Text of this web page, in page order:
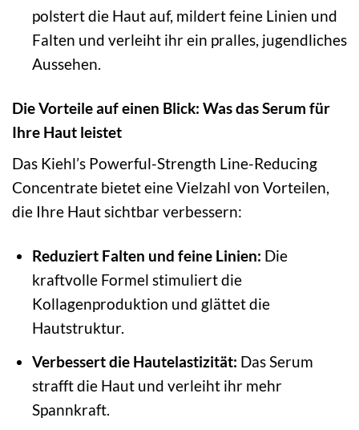
polstert die Haut auf, mildert feine Linien und
Falten und verleiht ihr ein pralles, jugendliches
Aussehen.
Die Vorteile auf einen Blick: Was das Serum für
Ihre Haut leistet
Das Kiehl’s Powerful-Strength Line-Reducing
Concentrate bietet eine Vielzahl von Vorteilen,
die Ihre Haut sichtbar verbessern:
Reduziert Falten und feine Linien: Die
kraftvolle Formel stimuliert die
Kollagenproduktion und glättet die
Hautstruktur.
Verbessert die Hautelastizität: Das Serum
strafft die Haut und verleiht ihr mehr
Spannkraft.